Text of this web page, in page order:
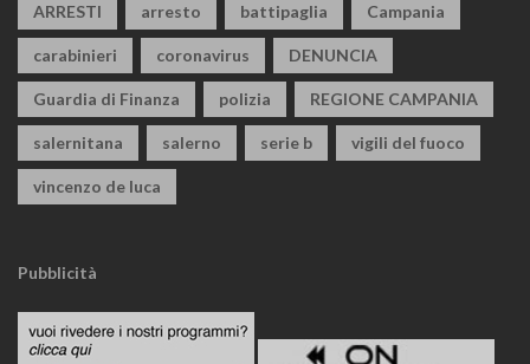
ARRESTI arresto battipaglia Campania
carabinieri coronavirus DENUNCIA
Guardia di Finanza polizia REGIONE CAMPANIA
salernitana salerno serie b vigili del fuoco
vincenzo de luca
Pubblicità